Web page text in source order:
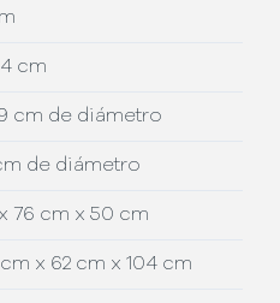
cm
cm de diámetro
de diámetro
76 cm x 50 cm
x 62 cm x 104 cm